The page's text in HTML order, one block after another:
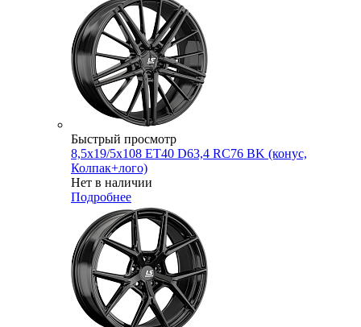
Быстрый просмотр
8,5x19/5x108 ET40 D63,4 RC76 BK (конус,
Колпак+лого)
Нет в наличии
Подробнее